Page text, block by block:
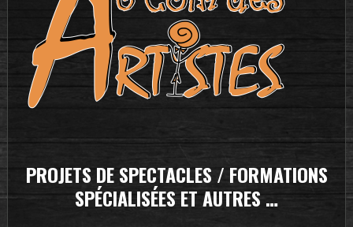
PROJETS DE SPECTACLES / FORMATIONS
SPÉCIALISÉES ET AUTRES …